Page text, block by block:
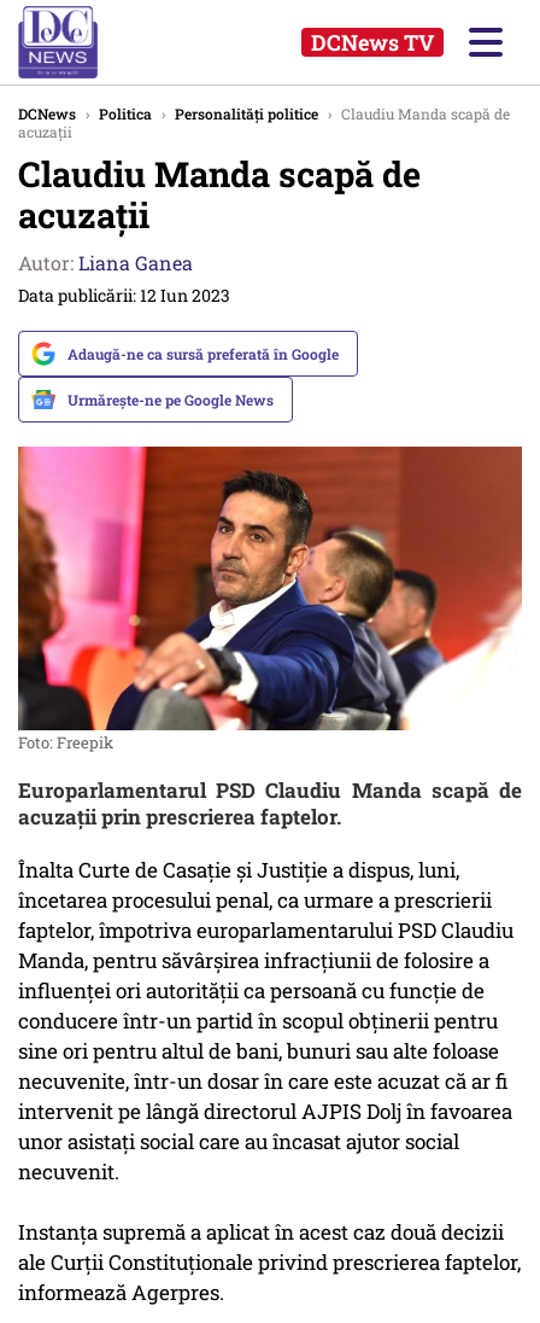
DCNews TV
DCNews › Politica › Personalități politice › Claudiu Manda scapă de
acuzaţii
Claudiu Manda scapă de
acuzaţii
Autor:Liana Ganea
Data publicării: 12 Iun 2023
Adaugă-ne ca sursă preferată în Google
Urmărește-ne pe Google News
Foto: Freepik
Europarlamentarul PSD Claudiu Manda scapă de
acuzaţii prin prescrierea faptelor.
Înalta Curte de Casaţie şi Justiţie a dispus, luni,
încetarea procesului penal, ca urmare a prescrierii
faptelor, împotriva europarlamentarului PSD Claudiu
Manda, pentru săvârşirea infracţiunii de folosire a
influenţei ori autorităţii ca persoană cu funcţie de
conducere într-un partid în scopul obţinerii pentru
sine ori pentru altul de bani, bunuri sau alte foloase
necuvenite, într-un dosar în care este acuzat că ar fi
intervenit pe lângă directorul AJPIS Dolj în favoarea
unor asistaţi social care au încasat ajutor social
necuvenit.
Instanţa supremă a aplicat în acest caz două decizii
ale Curţii Constituţionale privind prescrierea faptelor,
informează Agerpres.